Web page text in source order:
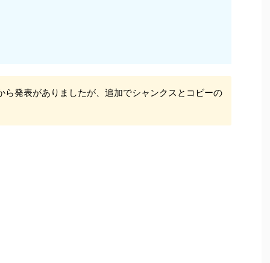
ら発表がありましたが、追加でシャンクスとコビーの